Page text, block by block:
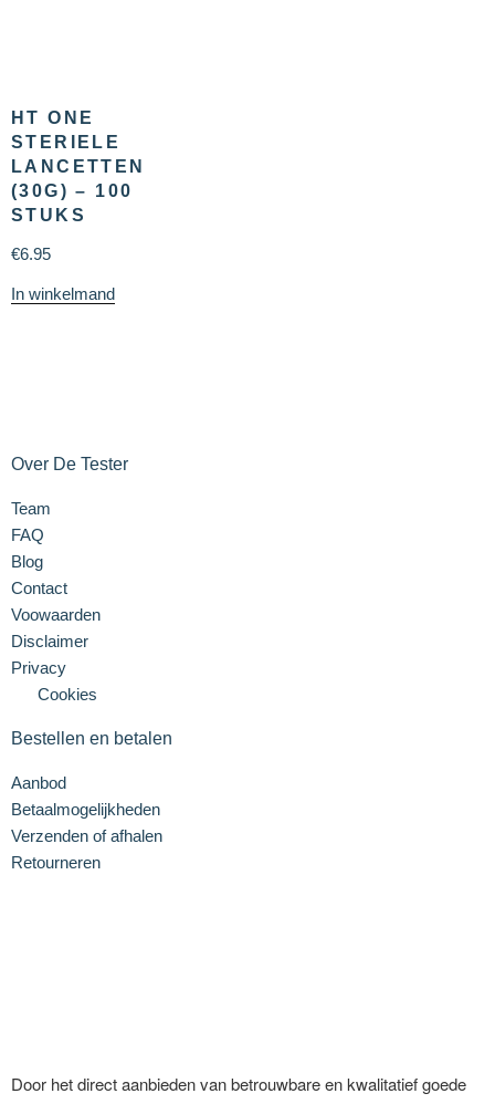
HT ONE
STERIELE
LANCETTEN
(30G) – 100
STUKS
€6.95
In winkelmand
Over De Tester
Team
FAQ
Blog
Contact
Voowaarden
Disclaimer
Privacy
Cookies
Bestellen en betalen
Aanbod
Betaalmogelijkheden
Verzenden of afhalen
Retourneren
Door het direct aanbieden van betrouwbare en kwalitatief goede